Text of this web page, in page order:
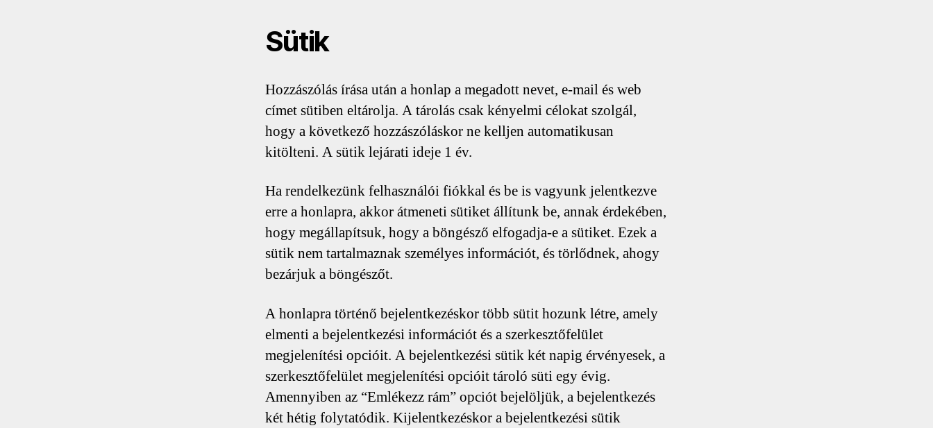
Sütik
Hozzászólás írása után a honlap a megadott nevet, e-mail és web
címet sütiben eltárolja. A tárolás csak kényelmi célokat szolgál,
hogy a következő hozzászóláskor ne kelljen automatikusan
kitölteni. A sütik lejárati ideje 1 év.
Ha rendelkezünk felhasználói fiókkal és be is vagyunk jelentkezve
erre a honlapra, akkor átmeneti sütiket állítunk be, annak érdekében,
hogy megállapítsuk, hogy a böngésző elfogadja-e a sütiket. Ezek a
sütik nem tartalmaznak személyes információt, és törlődnek, ahogy
bezárjuk a böngészőt.
A honlapra történő bejelentkezéskor több sütit hozunk létre, amely
elmenti a bejelentkezési információt és a szerkesztőfelület
megjelenítési opcióit. A bejelentkezési sütik két napig érvényesek, a
szerkesztőfelület megjelenítési opcióit tároló süti egy évig.
Amennyiben az “Emlékezz rám” opciót bejelöljük, a bejelentkezés
két hétig folytatódik. Kijelentkezéskor a bejelentkezési sütik